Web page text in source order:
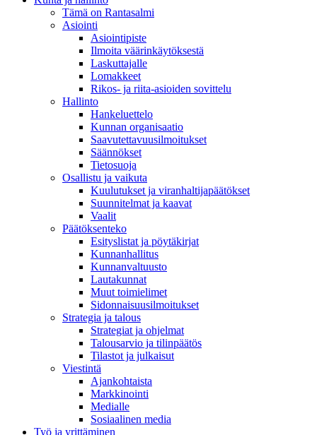
Tämä on Rantasalmi
Asiointi
Asiointipiste
Ilmoita väärinkäytöksestä
Laskuttajalle
Lomakkeet
Rikos- ja riita-asioiden sovittelu
Hallinto
Hankeluettelo
Kunnan organisaatio
Saavutettavuusilmoitukset
Säännökset
Tietosuoja
Osallistu ja vaikuta
Kuulutukset ja viranhaltijapäätökset
Suunnitelmat ja kaavat
Vaalit
Päätöksenteko
Esityslistat ja pöytäkirjat
Kunnanhallitus
Kunnanvaltuusto
Lautakunnat
Muut toimielimet
Sidonnaisuusilmoitukset
Strategia ja talous
Strategiat ja ohjelmat
Talousarvio ja tilinpäätös
Tilastot ja julkaisut
Viestintä
Ajankohtaista
Markkinointi
Medialle
Sosiaalinen media
Työ ja yrittäminen